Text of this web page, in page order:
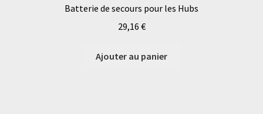
Batterie de secours pour les Hubs
29,16 €
Ajouter au panier